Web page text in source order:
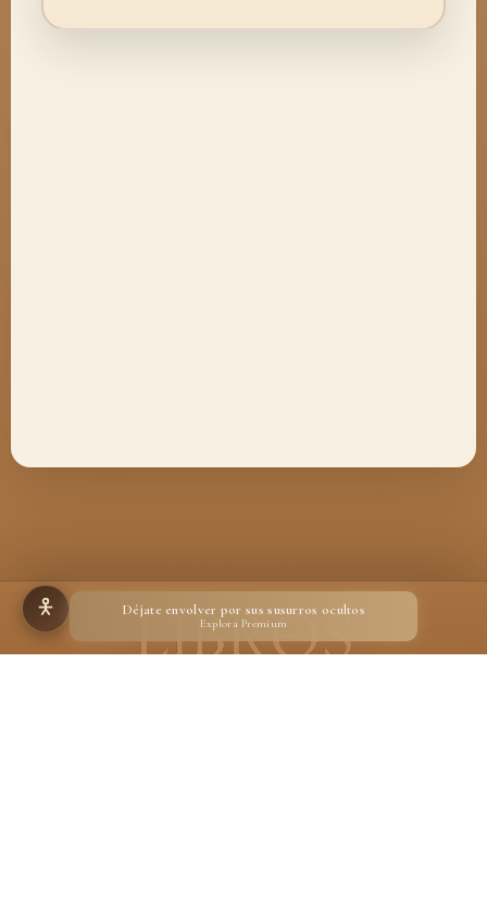
Déjate envolver por sus susurros ocultos
Explora Premium